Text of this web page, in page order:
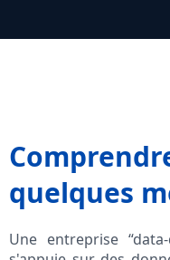
quelques
Une entreprise